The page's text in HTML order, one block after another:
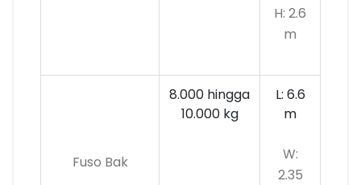
H: 2.6
m
Fuso Bak
8.000 hingga
10.000kg
L: 6.6
m
W:
2.35